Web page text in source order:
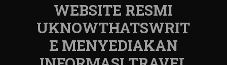
WEBSITE RESMI
UKNOWTHATSWRIT
E MENYEDIAKAN